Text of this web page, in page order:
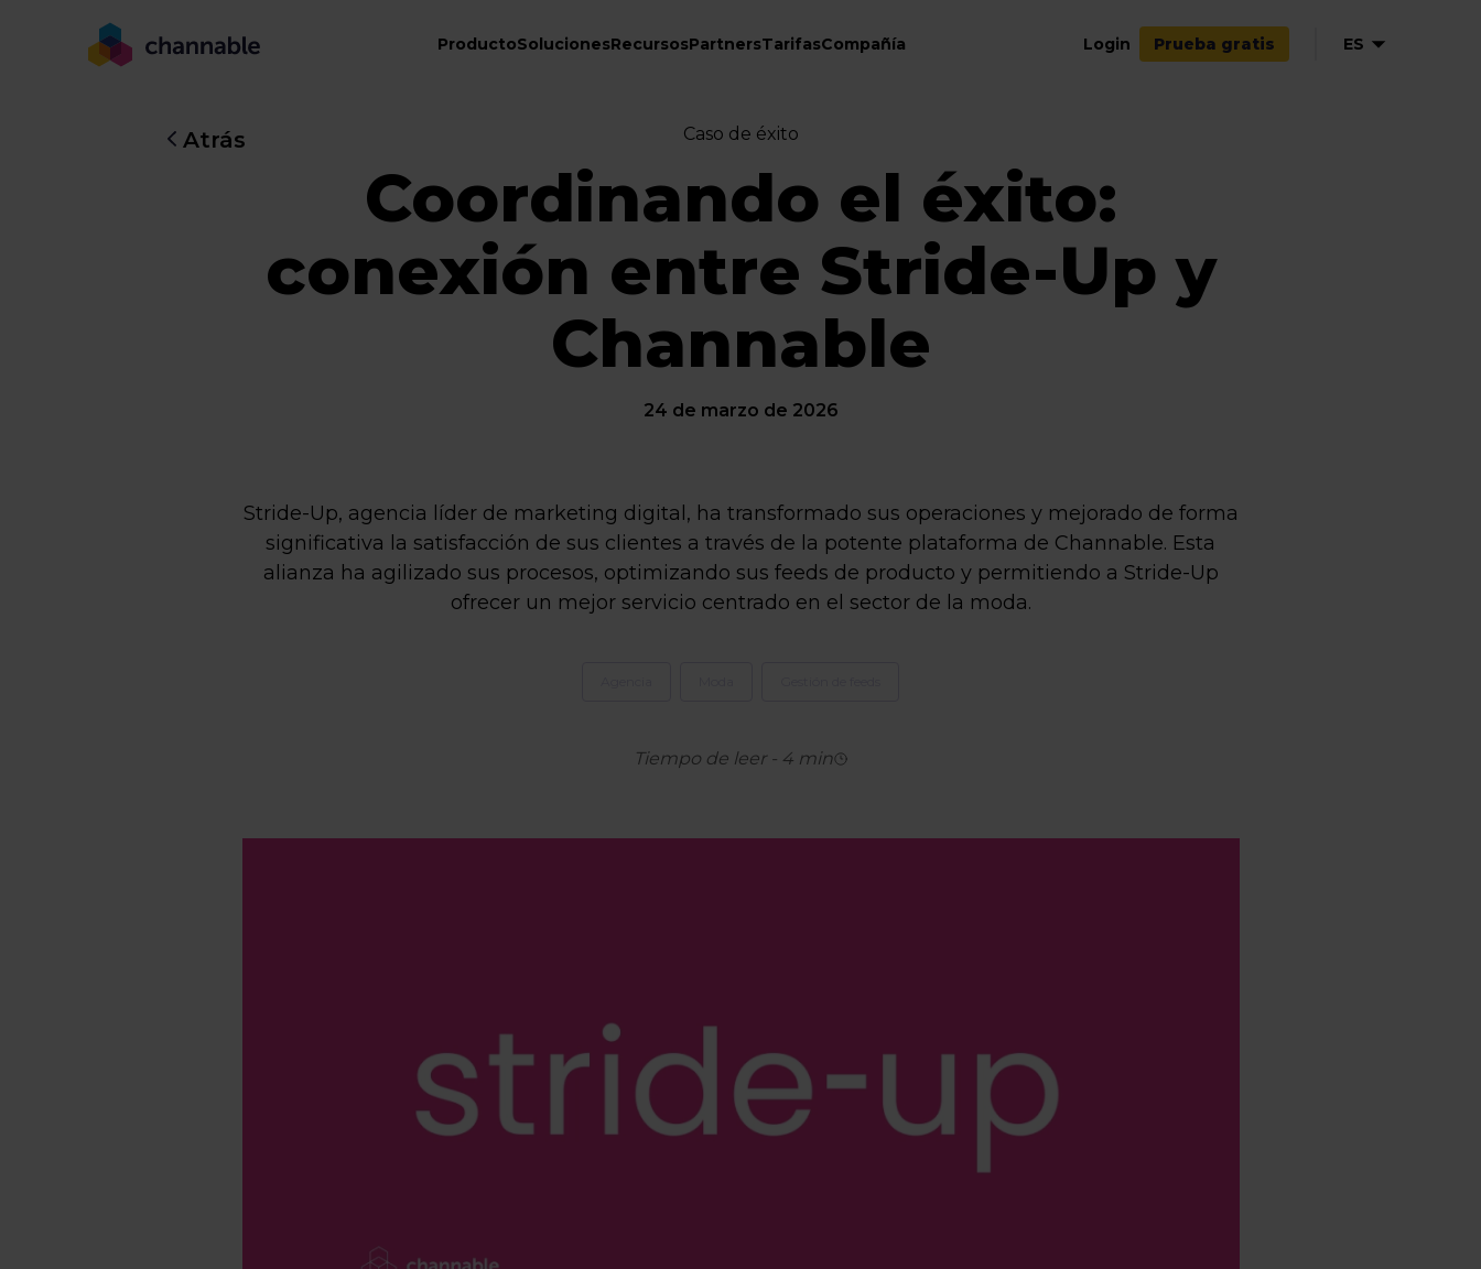
ProductoSolucionesRecursosPartnersTarifasCompañía Login Prueba gratis ES
Atrás Caso de éxito
Coordinando el éxito:
conexión entre Stride-Up y
Channable
24 de marzo de 2026
Stride-Up, agencia líder de marketing digital, ha transformado sus operaciones y mejorado de forma
significativa la satisfacción de sus clientes a través de la potente plataforma de Channable. Esta
alianza ha agilizado sus procesos, optimizando sus feeds de producto y permitiendo a Stride-Up
ofrecer un mejor servicio centrado en el sector de la moda.
Tiempo de leer- 4min